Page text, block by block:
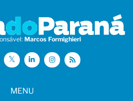
Marcos Formighieri
MENU